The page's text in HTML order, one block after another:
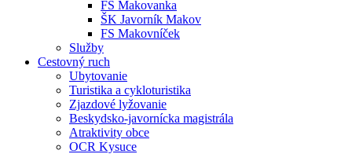
FS Makovanka
ŠK Javorník Makov
FS Makovníček
Služby
Cestovný ruch
Ubytovanie
Turistika a cykloturistika
Zjazdové lyžovanie
Beskydsko-javornícka magistrála
Atraktivity obce
OCR Kysuce